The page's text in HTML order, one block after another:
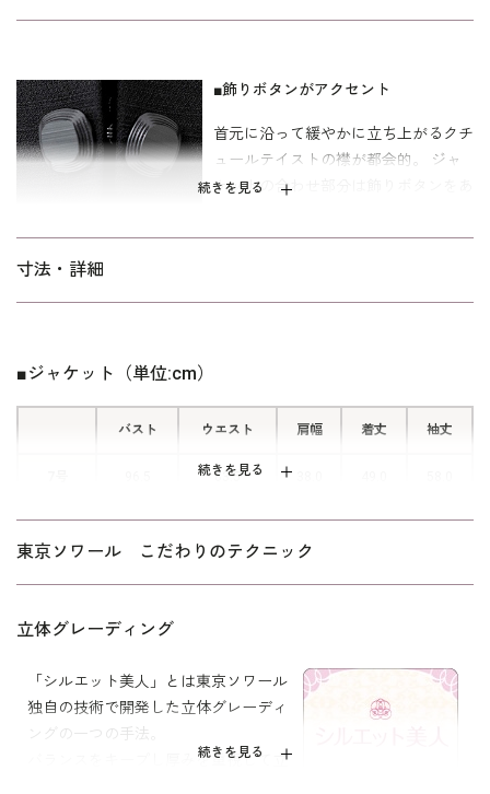
す。
ワンピースの着丈は、ふくらはぎに掛かる改まり度の高い長めの
丈。 ミセス（40代～）向け、｢ゆったり｣パターンを使用。 「少し
ゆったり」よりも全体的に、さらにゆとりを持たせた仕上がりで
続きを見る
■飾りボタンがアクセント
首元に沿って緩やかに立ち上がるクチ
ュールテイストの襟が都会的。 ジャ
ケットの合わせ部分は飾りボタンをあ
上げています。
すことなく脱ぎ着ができます。
寸法・詳細
続きを見る
■ジャケット（単位:cm）
バスト ウエスト 肩幅 着丈 袖丈
83.5
9号 99.5 86.5 38.5 49.5 58.5
13号
40.5 51.0 59.5
17号 117.5 104.5 41.5 51.5
東京ソワール こだわりのテクニック
続きを見る
立体グレーディング
「シルエット美人」とは東京ソワール
独自の技術で開発した立体グレーディ
ングの一つの手法。
バランスをキープし厚みを重視して立